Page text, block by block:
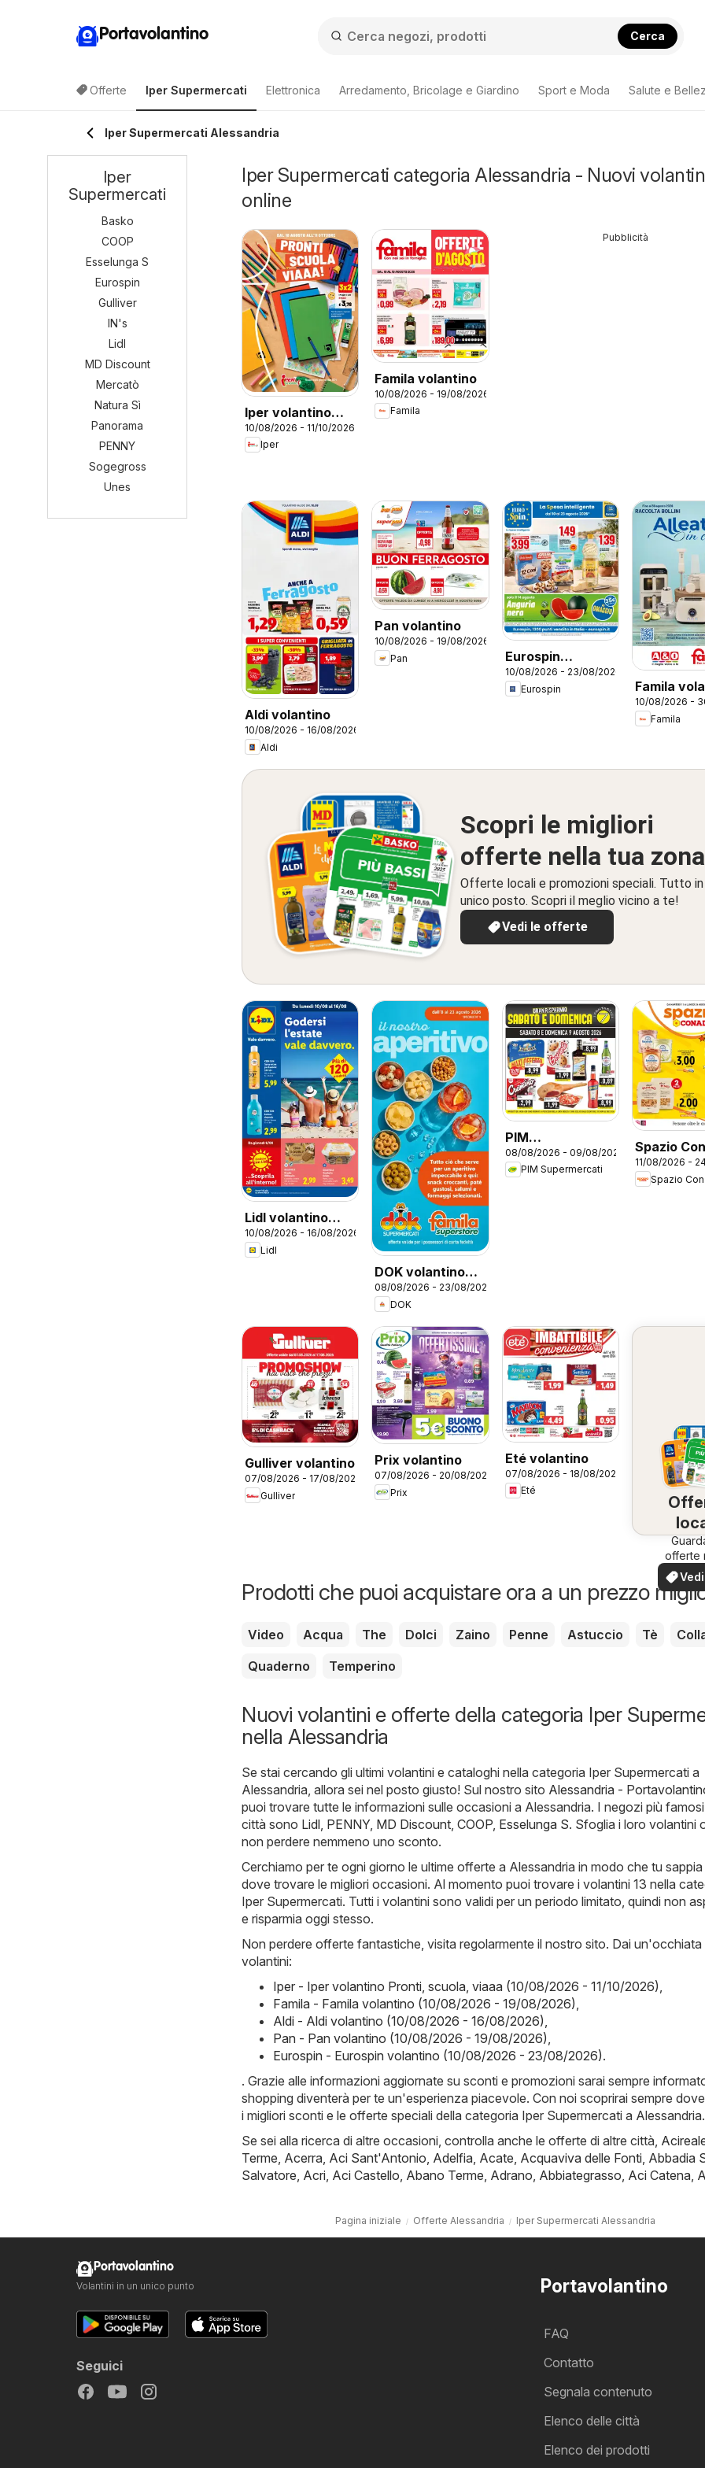
Portavolantino Cerca
Offerte Iper Supermercati Elettronica Arredamento, Bricolage e Giardino Sport e Moda Salute e
Iper Supermercati Alessandria
Iper Supermercati categoria Alessandria - Nuovi
online
Iper volantino
Pronti, scuola,
viaaa
10/08/2026 - 11/10/2026
Iper
Famila volantino
10/08/2026 - 19/08/2026
Famila
Pubblicità
Aldi volantino
10/08/2026 - 16/08/2026
Aldi
Pan volantino
10/08/2026 - 19/08/2026
Pan
Eurospin
volantino
10/08/2026 - 23/08/2026
Eurospin
Famila
Grandi
Alleati in
10/08/2026 -
Famila
Scopri le migliori
offerte nella tua zona
Offerte locali e promozioni speciali. Tutto in
unico posto. Scopri il meglio vicino a te!
Vedi le offerte
Lidl volantino
Estate
10/08/2026 - 16/08/2026
Lidl
DOK volantino
Aperitivo
08/08/2026 - 23/08/2026
DOK
PIM
Supermercati
volantino
08/08/2026 - 09/08/2026
PIM Supermercati
Spazio
volantino
11/08/2026 -
Spazio
Gulliver volantino
07/08/2026 - 17/08/2026
Gulliver
Prix volantino
07/08/2026 - 20/08/2026
Prix
Eté volantino
07/08/2026 - 18/08/2026
Eté
offerte
tua
Prodotti che puoi acquistare ora a un prezzo
Video Acqua The Dolci Zaino Penne Astuccio Tè
Quaderno
Temperino
Nuovi volantini e offerte della categoria Iper
nella Alessandria
Se stai cercando gli ultimi volantini e cataloghi nella categoria Iper Supermercati a
Alessandria, allora sei nel posto giusto! Sul nostro sito Alessandria -
puoi trovare tutte le informazioni sulle occasioni a Alessandria. I negozi più
città sono Lidl, PENNY, MD Discount, COOP, Esselunga S. Sfoglia i loro volantini
non perdere nemmeno uno sconto.
Cerchiamo per te ogni giorno le ultime offerte a Alessandria in modo che tu sappia
dove trovare le migliori occasioni. Al momento puoi trovare i volantini 13 nella
Iper Supermercati. Tutti i volantini sono validi per un periodo limitato, quindi non
e risparmia oggi stesso.
Non perdere offerte fantastiche, visita regolarmente il nostro sito. Dai un'occhiata
volantini:
Iper - Iper volantino Pronti, scuola, viaaa (10/08/2026 - 11/10/2026),
Famila - Famila volantino (10/08/2026 - 19/08/2026),
Aldi - Aldi volantino (10/08/2026 - 16/08/2026),
Pan - Pan volantino (10/08/2026 - 19/08/2026),
Eurospin - Eurospin volantino (10/08/2026 - 23/08/2026).
. Grazie alle informazioni aggiornate su sconti e promozioni sarai sempre
shopping diventerà per te un'esperienza piacevole. Con noi scoprirai sempre
i migliori sconti e le offerte speciali della categoria Iper Supermercati a Alessandria.
Se sei alla ricerca di altre occasioni, controlla anche le offerte di altre città,
Terme, Acerra, Aci Sant'Antonio, Adelfia, Acate, Acquaviva delle Fonti, Abbadia
Salvatore, Acri, Aci Castello, Abano Terme, Adrano, Abbiategrasso, Aci Catena,
Pagina iniziale Offerte Alessandria Iper Supermercati Alessandria
Iper
Supermercati
Basko
COOP
Esselunga S
Eurospin
Gulliver
IN's
Lidl
MD Discount
Mercatò
Natura Sì
Panorama
PENNY
Sogegross
Unes
Portavolantino
FAQ
Contatto
Segnala contenuto
Elenco delle città
Elenco dei prodotti
Portavolantino
Volantini in un unico punto
Seguici